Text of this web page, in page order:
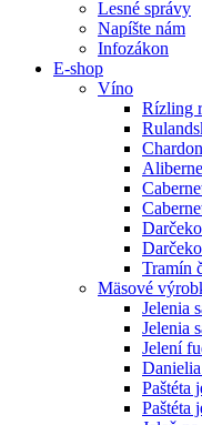
Lesné správy
Napíšte nám
Infozákon
E-shop
Víno
Rízling
Tramín
Mäsové
Jelenia
Jelenia
Jelení
Paštéta
Paštéta